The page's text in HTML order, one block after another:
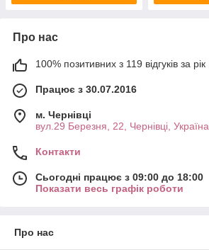
Про нас
100% позитивних з 119 відгуків за рік
Працює з 30.07.2016
м. Чернівці
вул.29 Березня, 22, Чернівці, Україна
Контакти
Сьогодні працює з 09:00 до 18:00
Показати весь графік роботи
Про нас